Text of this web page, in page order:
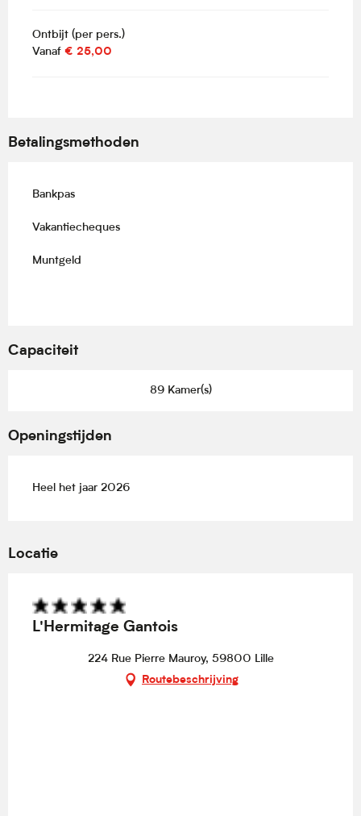
Ontbijt (per pers.)
Vanaf € 25,00
Betalingsmethoden
Bankpas
Vakantiecheques
Muntgeld
Capaciteit
89 Kamer(s)
Openingstijden
Heel het jaar 2026
Locatie
L'Hermitage Gantois
224 Rue Pierre Mauroy, 59800 Lille
Routebeschrijving